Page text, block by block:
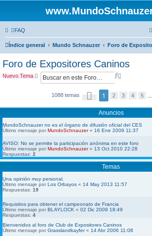
FAQ
Índice general Mundo Schnauzer Foro de
Foro de Expositores Caninos
Nuevo Tema
B
r
q
e
d
a
a
a
n
z
d
1088 temas
i
1
d
2
2
1 2 3 4 5
Anuncios
MundoSchnauzer no es el órgano de difusión oficial del CES
Último mensaje por MundoSchnauzer« 16 Ene 2009 11:37
AVISO: No se permite la participación anónima en este foro
Último mensaje por MundoSchnauzer« 13 Oct 2010 22:28
Respuestas: 2
Temas
Una opinión muy personal.
Último mensaje por Los Orbayos « 14 May 2013 11:57
Respuestas: 19
Requisitos para obtener el campeonato de Francia
Último mensaje por BLAYLOCK « 02 Dic 2009 18:49
Respuestas: 4
Bienvenidos al foro de Club de Expositores Caninos
Último mensaje por Grasslandkayfer« 14 Abr 2006 11:08